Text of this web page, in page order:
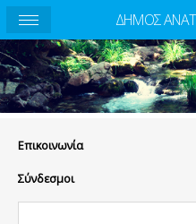
Eπικοινωνία
Σύνδεσμοι
ΔΗΜΟΣ